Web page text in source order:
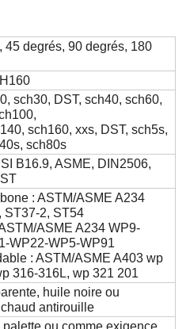
45 degrés, 90 degrés, 180
sch30, DST, sch40, sch60,
sch160, xxs, DST, sch5s,
sch80s
B16.9, ASME, DIN2506,
: ASTM/ASME A234
ST37-2, ST54
ASME A234 WP9-
WP22-WP5-WP91
: ASTM/ASME A403 wp
316-316L, wp 321 201
huile noire ou
antirouille